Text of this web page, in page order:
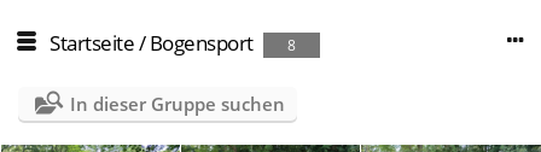
Startseite/Bogensport 8
In dieser Gruppe suchen